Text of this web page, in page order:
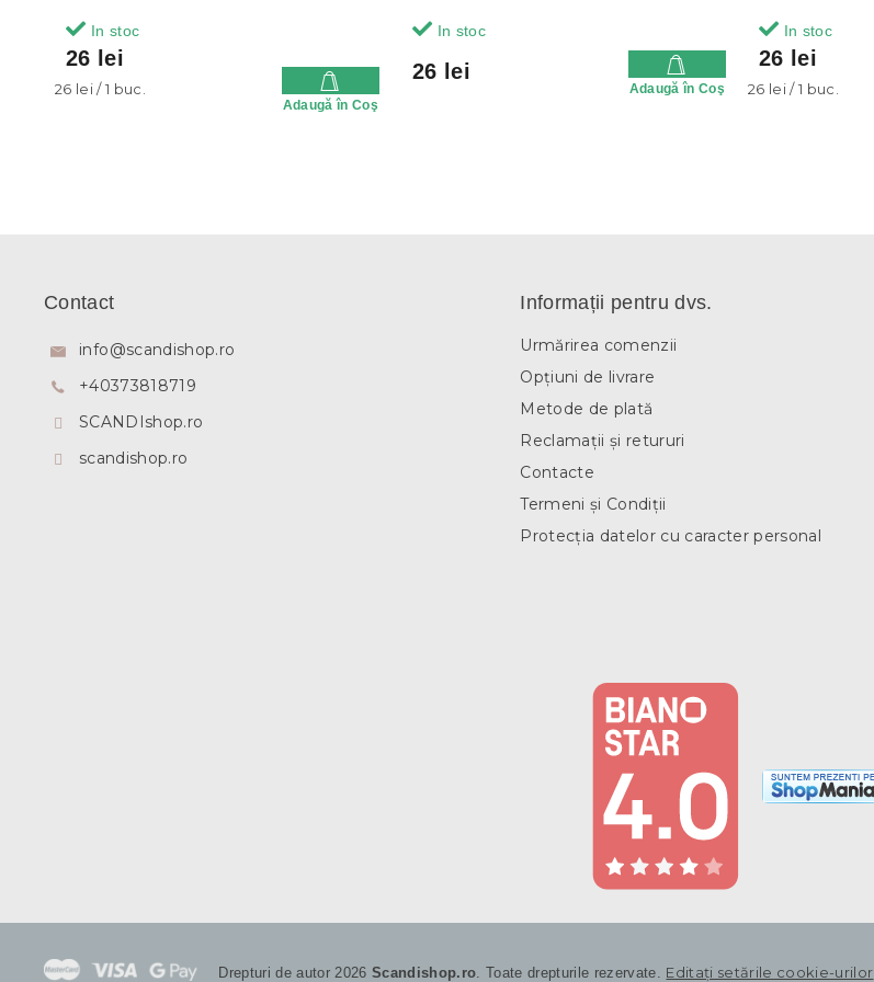
In stoc
26 lei
Evaluare
26 lei / 1 buc.
Adaugă în Coş
In stoc
26 lei
Adaugă în Coş
In stoc
26 lei
Evaluare
26 lei / 1 buc.
Contact
info@scandishop.ro
+40373818719
SCANDIshop.ro
scandishop.ro
Informații pentru dvs.
Urmărirea comenzii
Opțiuni de livrare
Metode de plată
Reclamații și retururi
Contacte
Termeni și Condiții
Protecția datelor cu caracter personal
Drepturi de autor 2026Scandishop.ro . Toate drepturile rezervate. Editați setările cookie-urilor